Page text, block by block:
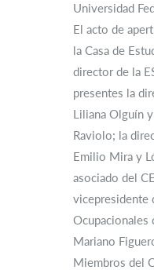
Universidad
El acto de
la Casa de
director de la
presentes la
Liliana Olguín
Raviolo; la
Emilio Mira y
asociado del
vicepresidente
Ocupacionales
Mariano
Miembros del